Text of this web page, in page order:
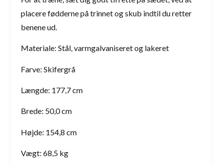
placere fødderne på trinnet og skub indtil du retter
benene ud.
Materiale: Stål, varmgalvaniseret og lakeret
Farve: Skifergrå
Længde: 177,7 cm
Brede: 50,0 cm
Højde: 154,8 cm
Vægt: 68,5 kg